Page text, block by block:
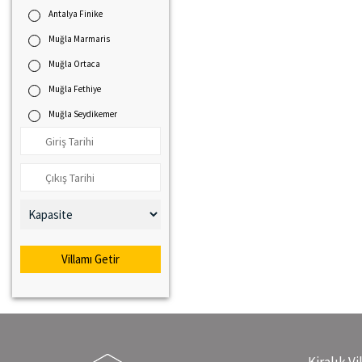
Antalya Finike
Muğla Marmaris
Muğla Ortaca
Muğla Fethiye
Muğla Seydikemer
Villamı Getir